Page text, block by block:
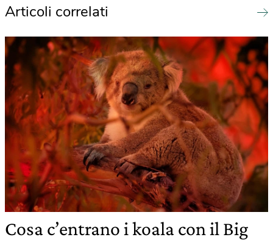
Articoli correlati
Cosa c’entrano i koala con il Big